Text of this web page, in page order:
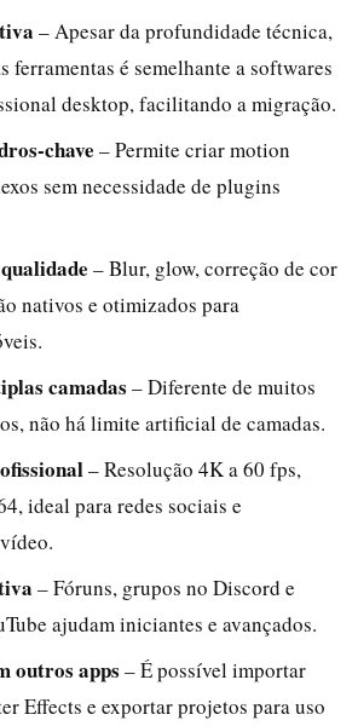
– Apesar da profundidade técnica,
ferramentas é semelhante a softwares
desktop, facilitando a migração.
– Permite criar motion
sem necessidade de plugins
– Blur, glow, correção de cor
nativos e otimizados para
camadas – Diferente de muitos
não há limite artificial de camadas.
– Resolução 4K a 60 fps,
ideal para redes sociais e
– Fóruns, grupos no Discord e
ajudam iniciantes e avançados.
outros apps – É possível importar
Effects e exportar projetos para uso